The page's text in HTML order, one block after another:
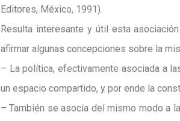
Editores, México, 1991).
Resulta interesante y útil esta
afirmar algunas concepciones sobre la
– La política, efectivamente asociada a
un espacio compartido, y por ende la
– También se asocia del mismo modo a